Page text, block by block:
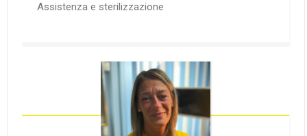
Assistenza e sterilizzazione